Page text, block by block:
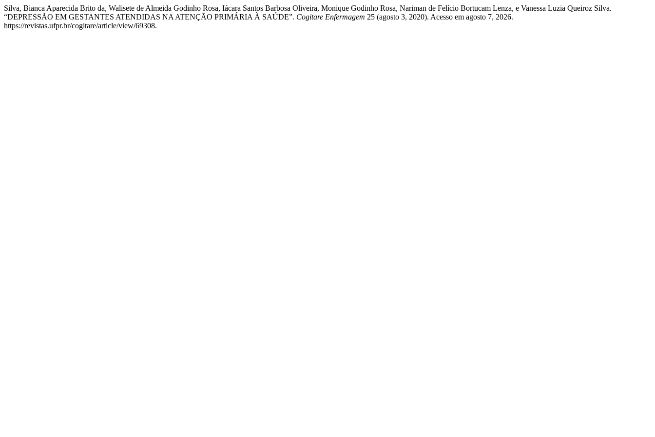
Silva, Bianca Aparecida Brito da, Walisete de Almeida Godinho Rosa, Iácara Santos Barbosa Oliveira, Monique Godinho Rosa, Nariman de Felício Bortucam Lenza, e Vanessa Luzia Queiroz Silva.
“DEPRESSÃO EM GESTANTES ATENDIDAS NA ATENÇÃO PRIMÁRIA À SAÚDE”. Cogitare Enfermagem 25 (agosto 3, 2020). Acesso em agosto 7, 2026.
https://revistas.ufpr.br/cogitare/article/view/69308.